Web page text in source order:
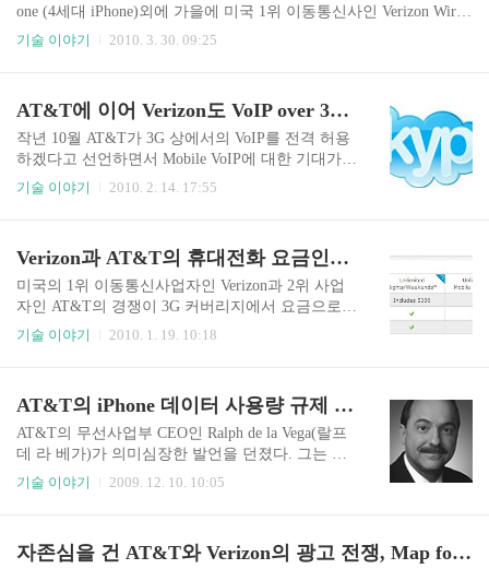
통화단절 문제가 가장 심각한 것으로 나타났다. 작
년 1년동안을 비교해도 Verizon은 꾸준히 개선되고
있으나 AT&T는 나빠지고 있다는 결과도 함께 보
나타나서 상..
one (4세대 iPhone)외에 가을에 미국 1위 이동통신사인 Verizon Wirel
ess용 CDMA 버전으로도 출시될 것이라고 보도했다. Apple은 매년 6
년간의 출시 주기를 봤을 때 특별한 이변이 없는 한 이번에도 신형
제품이 나올 것으로 관측되는 가운데, 이번 출시 모델은 iPhone 3GS
의 업그레이드 버전 외에 초기부터 독점 공급을 하던 AT&T뿐만 아
니라 ..
기술 이야기 2010. 3. 30. 09:25
AT&T에 이어 Verizon도 VoIP over 3G 허용할 듯
작년 10월 AT&T가 3G 상에서의 VoIP를 전격 허용
하겠다고 선언하면서 Mobile VoIP에 대한 기대가
높아졌었다. AT&T의 VoIP over 3G의 허용은 Googl
를 가지고 Apple과 AT&T, Google 모두를 조사했다.
특히 망중립성의 관점에서 특정한 서비스에 대한
차단은 AT&T의 책임으로 귀결되기 때문에 이런
문제를 막기위한 방법으로 3G 네트워크상에 VoIP
허용하기에 이르렀다. 비록 당시엔 iPhone 자체에
기술 이야기 2010. 2. 14. 17:55
Verizon과 AT&T의 휴대전화 요금인하 경쟁, 그 이유는?
미국의 1위 이동통신사업자인 Verizon과 2위 사업
자인 AT&T의 경쟁이 3G 커버리지에서 요금으로
옮겨갔다. 이번에도 먼저 싸움을 시작한 것은 Veriz
70 달러로 30 달러를 인하했다. 여기에 무제한 데이
터 서비스 요금인 월 30 달러를 포함하면 무제한 음
성통화와 데이터요금제가 월 100 달러면 된다. 여
기에 20 달러를 추가하면 문자메시지까지 무제한
이다. Verizon의 발표가 있자 경쟁사인 AT&T 역시
기술 이야기 2010. 1. 19. 10:18
AT&T의 iPhone 데이터 사용량 규제 움직임, Apple과의 독점 결별 수순?
AT&T의 무선사업부 CEO인 Ralph de la Vega(랄프
데 라 베가)가 의미심장한 발언을 던졌다. 그는 뉴
욕에서 투자자를 상대로 열린 UBS 컨퍼런스에서,
발언으로 알려지고 있는데, 언제 어떤 기준으로 과
기술 이야기 2009. 12. 10. 10:05
자존심을 건 AT&T와 Verizon의 광고 전쟁, Map for That